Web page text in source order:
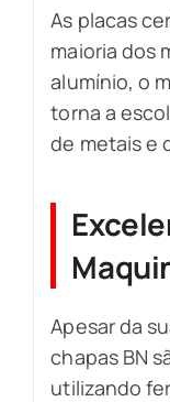
As placas
maioria dos
alumínio, o
torna a
de metais e
Apesar da
chapas BN
utilizando